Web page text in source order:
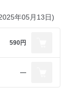
☆「君を忘れる
別マ BABY
、あずき砂夜
話
わることがござい
年05月13日)
590円
―